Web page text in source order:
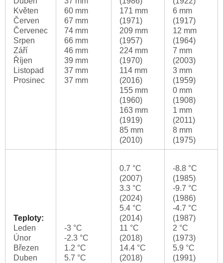
Květen
Červen
Červenec
Srpen
Září
Říjen
Listopad
Prosinec
60 mm
67 mm
74 mm
66 mm
46 mm
39 mm
37 mm
37 mm
171 mm
(1971)
209 mm
(1957)
224 mm
(1970)
114 mm
(2016)
155 mm
(1960)
163 mm
(1919)
85 mm
(2010)
6 mm
(1917)
12 mm
(1964)
7 mm
(2003)
3 mm
(1959)
0 mm
(1908)
1 mm
(2011)
8 mm
(1975)
Teploty:
Leden
Únor
Březen
Duben
-3 °C
-2.3 °C
1.2 °C
5.7 °C
0.7 °C
(2007)
3.3 °C
(2024)
5.4 °C
(2014)
11 °C
(2018)
14.4 °C
(2018)
-8.8 °C
(1985)
-9.7 °C
(1986)
-4.7 °C
(1987)
2 °C
(1973)
5.9 °C
(1991)